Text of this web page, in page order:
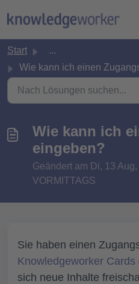
Start
...
Wie kann ich einen
Wie kann ich
eingeben?
Geändert am Di, 13 Aug,
VORMITTAGS
Sie haben einen
Knowledgeworker Cards
sich neue Inhalte